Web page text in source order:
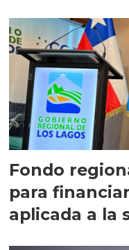
Fondo
para
aplicada a la